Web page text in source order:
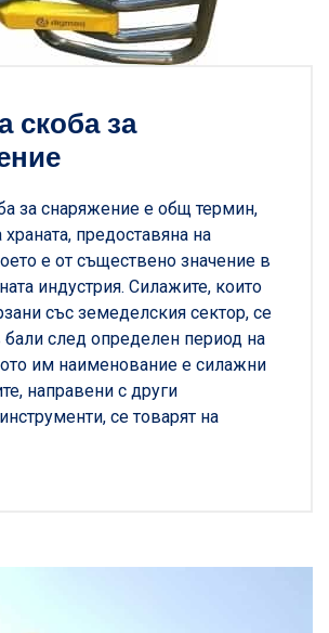
скоба за
за снаряжение е общ термин,
предоставяна на
е от съществено значение в
индустрия. Силажите, които
със земеделския сектор, се
след определен период на
им наименование е силажни
направени с други
се товарят на